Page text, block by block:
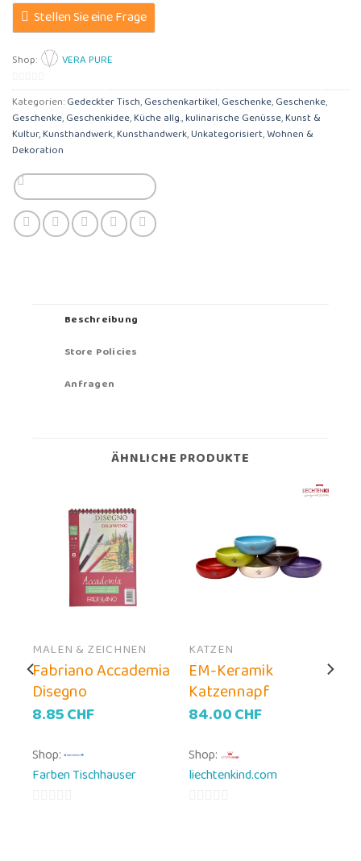
Stellen Sie eine Frage
Shop: VERA PURE
0
von
5
Kategorien:Gedeckter Tisch,Geschenkartikel,Geschenke,Geschenke,
Geschenke,Geschenkidee,Küche allg.,kulinarische Genüsse,Kunst &
Kultur,Kunsthandwerk,Kunsthandwerk,Unkategorisiert,Wohnen &
Dekoration
Beschreibung
Store Policies
Anfragen
ÄHNLICHE PRODUKTE
MALEN & ZEICHNEN
Fabriano Accademia
Disegno
8.85CHF
Shop:
Farben Tischhauser
KATZEN
EM-Keramik
Katzennapf
84.00CHF
Shop:
liechtenkind.com